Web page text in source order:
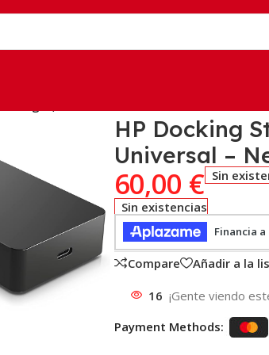
HP Docking
Universal –
60,00 € Sin
Sin existencias
Compare Añadir a la
16 ¡Gente viendo
Payment Methods: